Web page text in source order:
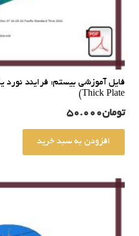
Thick Plate)
تومان50.000
افزودن به سبد خرید